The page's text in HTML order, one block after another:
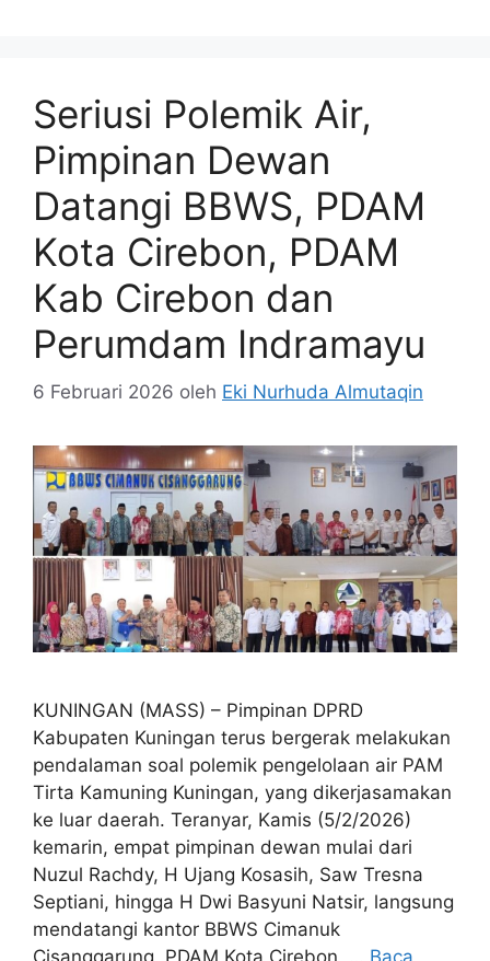
Seriusi Polemik Air,
Pimpinan Dewan
Datangi BBWS, PDAM
Kota Cirebon, PDAM
Kab Cirebon dan
Perumdam Indramayu
6 Februari 2026 oleh Eki Nurhuda Almutaqin
KUNINGAN (MASS) – Pimpinan DPRD
Kabupaten Kuningan terus bergerak melakukan
pendalaman soal polemik pengelolaan air PAM
Tirta Kamuning Kuningan, yang dikerjasamakan
ke luar daerah. Teranyar, Kamis (5/2/2026)
kemarin, empat pimpinan dewan mulai dari
Nuzul Rachdy, H Ujang Kosasih, Saw Tresna
Septiani, hingga H Dwi Basyuni Natsir, langsung
mendatangi kantor BBWS Cimanuk